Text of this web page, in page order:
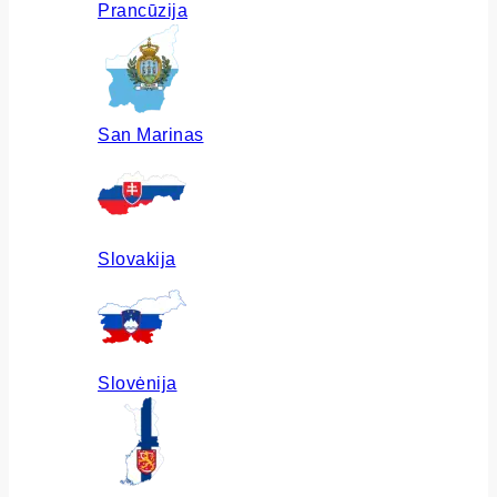
Prancūzija
San Marinas
Slovakija
Slovėnija